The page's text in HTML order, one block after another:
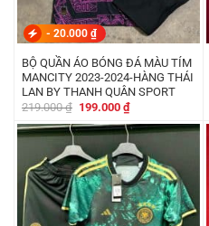
- 20.000 ₫
BỘ QUẦN ÁO BÓNG ĐÁ MÀU TÍM
MANCITY 2023-2024-HÀNG THÁI
LAN BY THANH QUÂN SPORT
219.000₫ Giá
là:
219.000 ₫.
199.000 ₫Giá
hiện
tại
là:
199.000 ₫.